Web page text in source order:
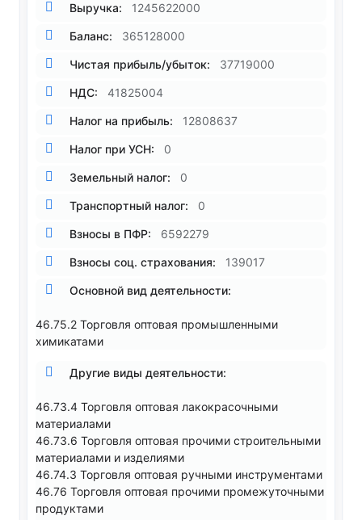
Выручка: 1245622000
Баланс: 365128000
Чистая прибыль/убыток: 37719000
НДС: 41825004
Налог на прибыль: 12808637
Налог при УСН: 0
Земельный налог: 0
Транспортный налог: 0
Взносы в ПФР: 6592279
Взносы соц. страхования: 139017
Основной вид деятельности:
46.75.2 Торговля оптовая промышленными
химикатами
Другие виды деятельности:
46.73.4 Торговля оптовая лакокрасочными
материалами
46.73.6 Торговля оптовая прочими строительными
материалами и изделиями
46.74.3 Торговля оптовая ручными инструментами
46.76 Торговля оптовая прочими промежуточными
продуктами